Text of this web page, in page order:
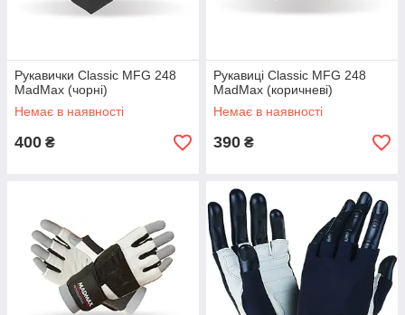
Рукавички Classic MFG 248
MadMax (чорні)
Немає в наявності
400 ₴
Рукавиці Classic MFG 248
MadMax (коричневі)
Немає в наявності
390 ₴